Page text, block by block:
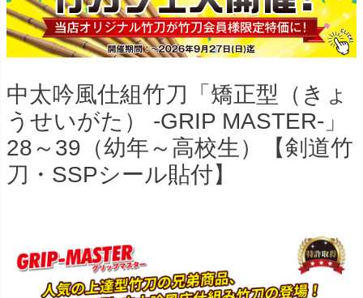
中太吟風仕組竹刀「矯正型（きょ
うせいがた） -GRIP MASTER-」
28～39（幼年～高校生）【剣道竹
刀・SSPシール貼付】